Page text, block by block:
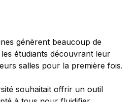
génèrent beaucoup de
étudiants découvrant leur
salles pour la première fois.
souhaitait offrir un outil